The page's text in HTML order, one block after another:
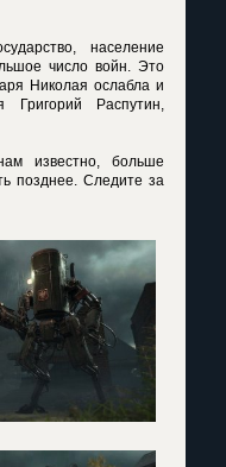
население
число войн. Это
Николая ослабла и
Григорий Распутин,
известно, больше
позднее. Следите за